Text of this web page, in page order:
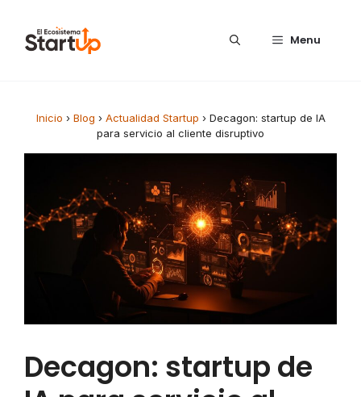
Menu
Inicio › Blog › Actualidad Startup › Decagon: startup de IA
para servicio al cliente disruptivo
Decagon: startup de